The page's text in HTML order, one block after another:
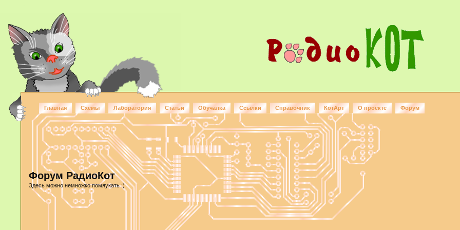
Главная Схемы Лаборатория Статьи Обучалка Ссылки Справочник КотАрт О проекте Форум
Форум РадиоКот
Здесь можно немножко помяукать :)